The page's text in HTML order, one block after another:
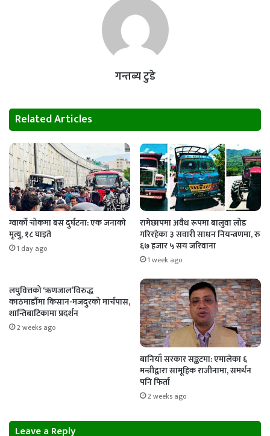
गन्तब्य टुडे
Related Articles
ग्वार्को चोकमा बस दुर्घटना: एक जनाको
मृत्यु, १८ घाइते
1 day ago
रामेछापमा अवैध रूपमा बालुवा लोड
गरिरहेका ३ सवारी साधन नियन्त्रणमा, रु
६७ हजार ५ सय जरिवाना
1 week ago
लघुवित्तको ‘ऋणजाल’विरुद्ध
काठमाडौंमा किसान-मजदुरको मार्चपास,
शान्तिबाटिकामा प्रदर्शन
2 weeks ago
बानियाँ सरकार सङ्कटमा: एमालेका ६
मन्त्रीद्वारा सामूहिक राजीनामा, समर्थन
पनि फिर्ता
2 weeks ago
Leave a Reply